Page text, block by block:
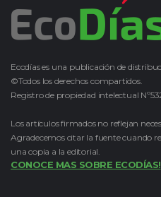
Ecodías es una publicación de
©Todos los derechos compartidos.
Registro de propiedad intelectual
Los artículos firmados no reflejan
Agradecemos citar la fuente cuando
una copia a la editorial.
CONOCE MAS SOBRE ECODÍAS!